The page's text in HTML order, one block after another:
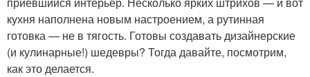
кухня наполнена новым настроением, а рутинная
готовка — не в тягость. Готовы создавать дизайнерские
(и кулинарные!) шедевры? Тогда давайте, посмотрим,
как это делается.